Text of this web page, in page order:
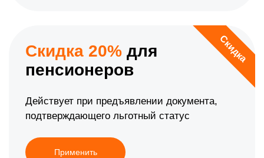
Скидка
Скидка 20% для
пенсионеров
Действует при предъявлении документа,
подтверждающего льготный статус
Применить